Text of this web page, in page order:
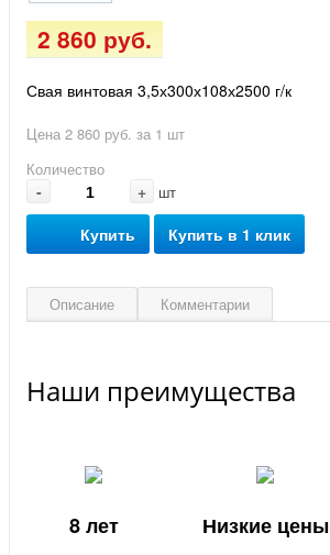
2 860 руб.
Свая винтовая 3,5х300х108х2500 г/к
Цена 2 860 руб. за 1 шт
Количество
- + шт
Купить Купить в 1 клик
Описание Комментарии
Наши преимущества
8 лет Низкие цены